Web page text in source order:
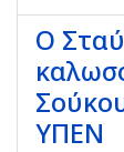
Ο
ΥΠΕΝ